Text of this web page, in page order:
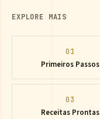
EXPLORE MAIS
01
Primeiros Passos
03
Receitas Prontas